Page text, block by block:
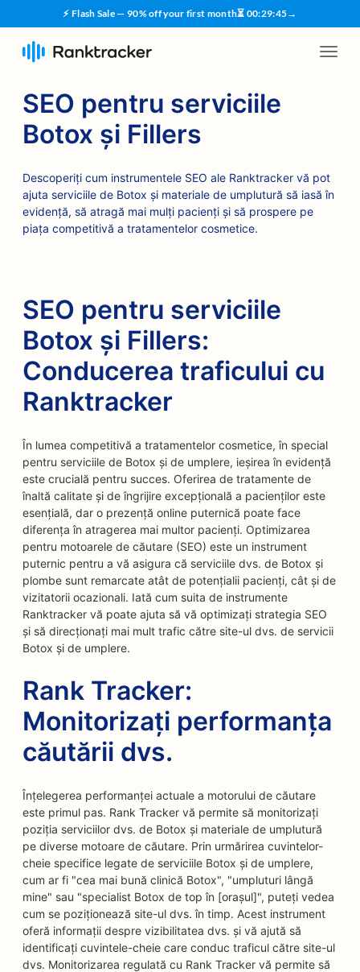
⚡ Flash Sale — 90% off your first month⏳ 00:29:45→
SEO pentru serviciile
Botox și Fillers
Descoperiți cum instrumentele SEO ale Ranktracker vă pot
ajuta serviciile de Botox și materiale de umplutură să iasă în
evidență, să atragă mai mulți pacienți și să prospere pe
piața competitivă a tratamentelor cosmetice.
SEO pentru serviciile
Botox și Fillers:
Conducerea traficului cu
Ranktracker
În lumea competitivă a tratamentelor cosmetice, în special
pentru serviciile de Botox și de umplere, ieșirea în evidență
este crucială pentru succes. Oferirea de tratamente de
înaltă calitate și de îngrijire excepțională a pacienților este
esențială, dar o prezență online puternică poate face
diferența în atragerea mai multor pacienți. Optimizarea
pentru motoarele de căutare (SEO) este un instrument
puternic pentru a vă asigura că serviciile dvs. de Botox și
plombe sunt remarcate atât de potențialii pacienți, cât și de
vizitatorii ocazionali. Iată cum suita de instrumente
Ranktracker vă poate ajuta să vă optimizați strategia SEO
și să direcționați mai mult trafic către site-ul dvs. de servicii
Botox și de umplere.
Rank Tracker:
Monitorizați performanța
căutării dvs.
Înțelegerea performanței actuale a motorului de căutare
este primul pas. Rank Tracker vă permite să monitorizați
poziția serviciilor dvs. de Botox și materiale de umplutură
pe diverse motoare de căutare. Prin urmărirea cuvintelor-
cheie specifice legate de serviciile Botox și de umplere,
cum ar fi "cea mai bună clinică Botox", "umpluturi lângă
mine" sau "specialist Botox de top în [orașul]", puteți vedea
cum se poziționează site-ul dvs. în timp. Acest instrument
oferă informații despre vizibilitatea dvs. și vă ajută să
identificați cuvintele-cheie care conduc traficul către site-ul
dvs. Monitorizarea regulată cu Rank Tracker vă permite să